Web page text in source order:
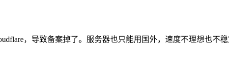
，导致备案掉了。服务器也只能用国外，速度不理想也不